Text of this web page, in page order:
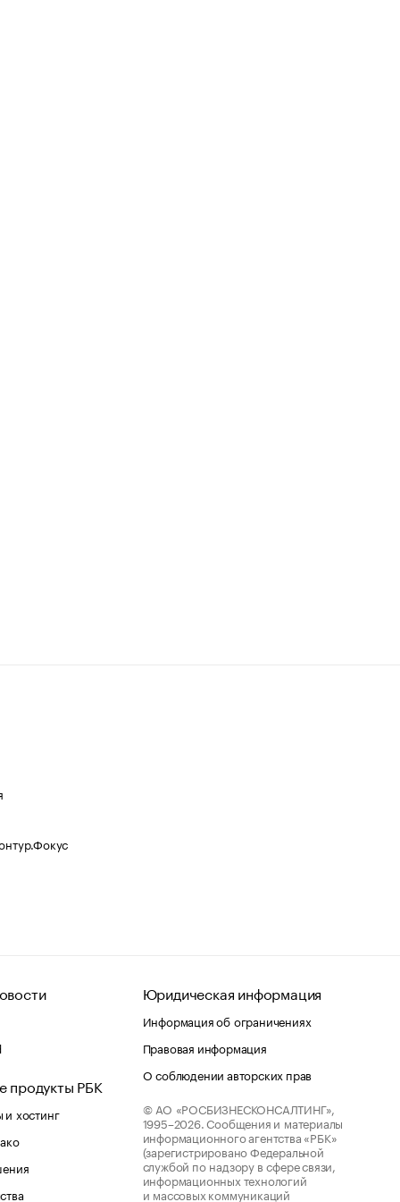
продукты РБК
хостинг
Юридическая информация
Информация об ограничениях
Правовая информация
О соблюдении авторских прав
© АО «РОСБИЗНЕСКОНСАЛТИНГ»,
1995–2026. Сообщения и материалы
информационного агентства «РБК»
(зарегистрировано Федеральной
службой по надзору в сфере связи,
информационных технологий
и массовых коммуникаций